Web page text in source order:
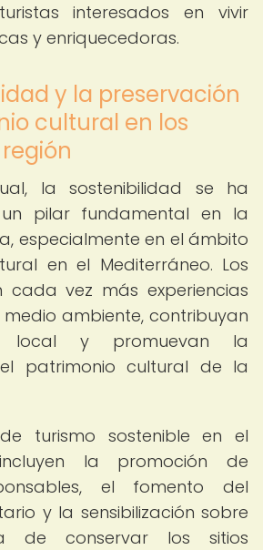
interesados en vivir
y enriquecedoras.
y la preservación
cultural en los
la sostenibilidad se ha
pilar fundamental en la
especialmente en el ámbito
en el Mediterráneo. Los
cada vez más experiencias
ambiente, contribuyan
local y promuevan la
patrimonio cultural de la
turismo sostenible en el
la promoción de
el fomento del
y la sensibilización sobre
de conservar los sitios